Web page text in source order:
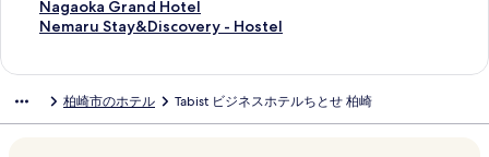
t
a
o
k
a
h
a
g
の
K
a
a
n
d
i
n
n
o
-
I
u
e
I
g
s
N
k
w
O
N
o
k
u
a
g
a
s
t
l
e
l
O
t
t
e
a
u
m
h
Nagaoka Grand Hotel
N
a
a
Nemaru Stay&Discovery - Hostel
N
u
柏崎市のホテル Tabist ビジネスホテルちとせ 柏崎